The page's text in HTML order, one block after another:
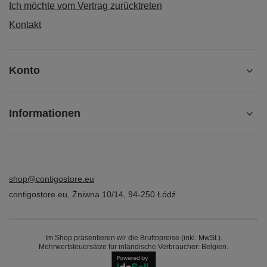
Ich möchte vom Vertrag zurücktreten
Kontakt
Konto
Informationen
shop@contigostore.eu
contigostore.eu
Żniwna 10/14 94-250 Łódź
Im Shop präsentieren wir die Bruttopreise (inkl. MwSt.).
Mehrwertsteuersätze für inländische Verbraucher: Belgien.